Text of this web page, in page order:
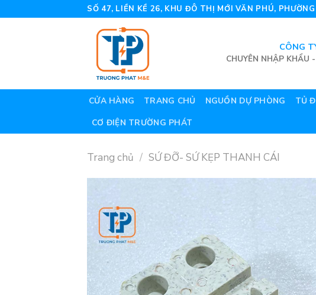
SỐ 47, LIỀN KỀ 26, KHU ĐÔ THỊ MỚI VĂN PHÚ,
CÔNG
CHUYÊN NHẬP
CỬA HÀNG TRANG CHỦ NGUỒN DỰ PHÒNG TỦ
CƠ ĐIỆN TRƯỜNG PHÁT
Trang chủ / SỨ ĐỠ- SỨ KẸP THANH CÁI